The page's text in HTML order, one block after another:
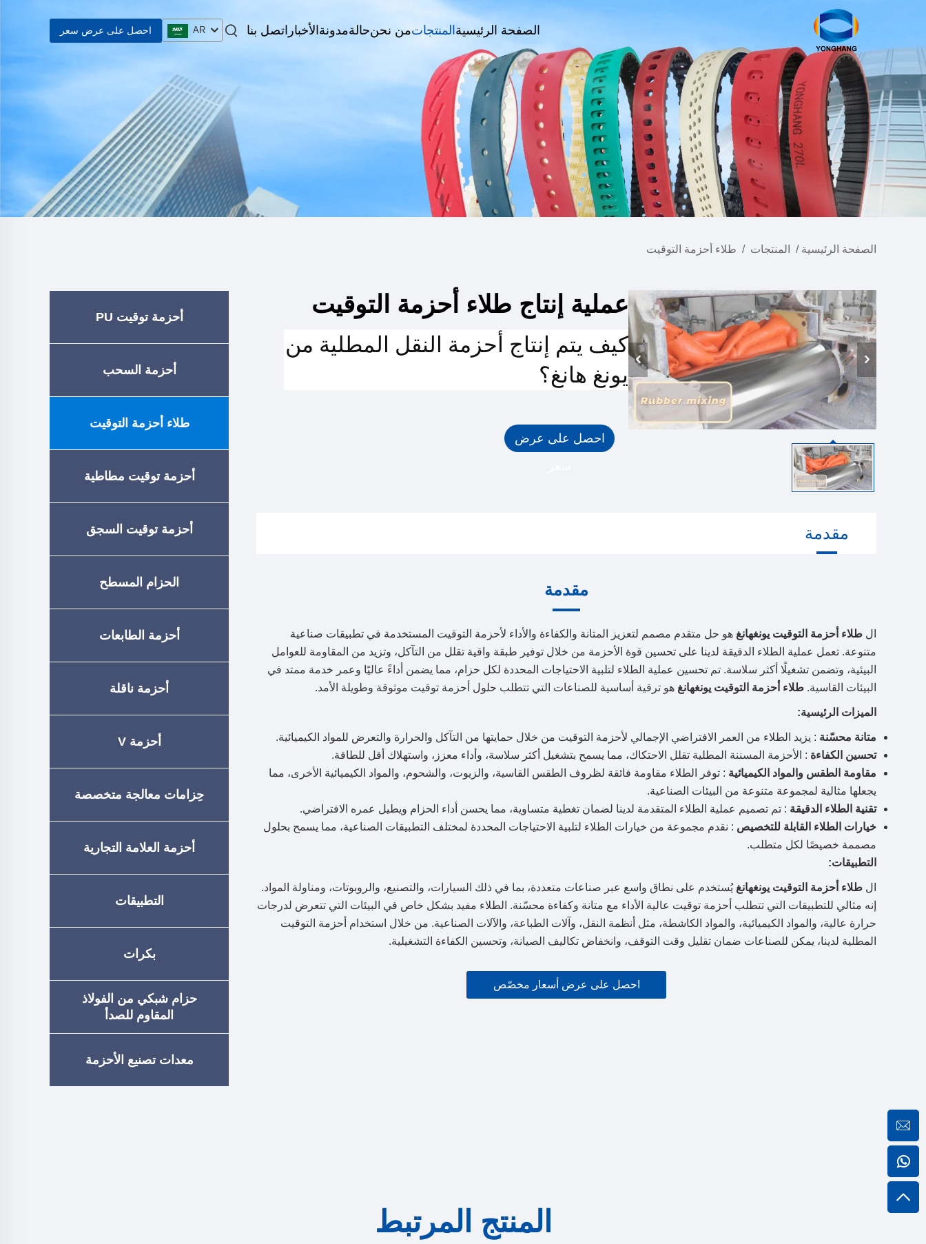
الصفحة الرئيسية المنتجاتمن نحنحالةمدونة الأخبار اتصل بنا AR احصل على عرض سعر
الصفحة الرئيسية / المنتجات / طلاء أحزمة التوقيت
أحزمة توقيت PU
أحزمة السحب
طلاء أحزمة التوقيت
أحزمة توقيت مطاطية
أحزمة توقيت السجق
الحزام المسطح
أحزمة الطابعات
أحزمة ناقلة
أحزمة V
حِزامات معالجة متخصصة
أحزمة العلامة التجارية
التطبيقات
بكرات
حزام شبكي من الفولاذ
المقاوم للصدأ
معدات تصنيع الأحزمة
عملية إنتاج طلاء أحزمة التوقيت
كيف يتم إنتاج أحزمة النقل المطلية من
يونغ هانغ؟
احصل على عرض
مقدمة
مقدمة
ال طلاء أحزمة التوقيت يونغهانغ هو حل متقدم مصمم لتعزيز المتانة والكفاءة والأداء لأحزمة التوقيت المستخدمة في تطبيقات صناعية
متنوعة. تعمل عملية الطلاء الدقيقة لدينا على تحسين قوة الأحزمة من خلال توفير طبقة واقية تقلل من التآكل، وتزيد من المقاومة للعوامل
البيئية، وتضمن تشغيلًا أكثر سلاسة. تم تحسين عملية الطلاء لتلبية الاحتياجات المحددة لكل حزام، مما يضمن أداءً عاليًا وعمر خدمة ممتد في
البيئات القاسية. طلاء أحزمة التوقيت يونغهانغ هو ترقية أساسية للصناعات التي تتطلب حلول أحزمة توقيت موثوقة وطويلة الأمد.
الميزات الرئيسية:
متانة محسّنة : يزيد الطلاء من العمر الافتراضي الإجمالي لأحزمة التوقيت من خلال حمايتها من التآكل والحرارة والتعرض للمواد الكيميائية.
تحسين الكفاءة : الأحزمة المسننة المطلية تقلل الاحتكاك، مما يسمح بتشغيل أكثر سلاسة، وأداء معزز، واستهلاك أقل للطاقة.
مقاومة الطقس والمواد الكيميائية : توفر الطلاء مقاومة فائقة لظروف الطقس القاسية، والزيوت، والشحوم، والمواد الكيميائية الأخرى، مما
يجعلها مثالية لمجموعة متنوعة من البيئات الصناعية.
تقنية الطلاء الدقيقة : تم تصميم عملية الطلاء المتقدمة لدينا لضمان تغطية متساوية، مما يحسن أداء الحزام ويطيل عمره الافتراضي.
خيارات الطلاء القابلة للتخصيص : نقدم مجموعة من خيارات الطلاء لتلبية الاحتياجات المحددة لمختلف التطبيقات الصناعية، مما يسمح بحلول
مصممة خصيصًا لكل متطلب.
التطبيقات:
ال طلاء أحزمة التوقيت يونغهانغيُستخدم على نطاق واسع عبر صناعات متعددة، بما في ذلك السيارات، والتصنيع، والروبوتات، ومناولة المواد.
إنه مثالي للتطبيقات التي تتطلب أحزمة توقيت عالية الأداء مع متانة وكفاءة محسّنة. الطلاء مفيد بشكل خاص في البيئات التي تتعرض لدرجات
حرارة عالية، والمواد الكيميائية، والمواد الكاشطة، مثل أنظمة النقل، وآلات الطباعة، والآلات الصناعية. من خلال استخدام أحزمة التوقيت
المطلية لدينا، يمكن للصناعات ضمان تقليل وقت التوقف، وانخفاض تكاليف الصيانة، وتحسين الكفاءة التشغيلية.
احصل على عرض أسعار مخصّص
المنتج المرتبط